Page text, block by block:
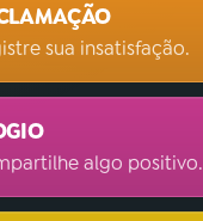
sua insatisfação.
algo positivo.